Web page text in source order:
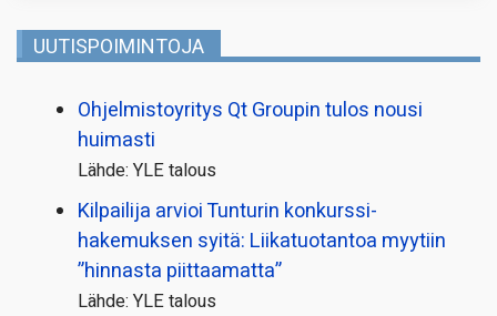
UUTISPOIMINTOJA
Ohjelmistoyritys Qt Groupin tulos nousi
huimasti
Lähde: YLE talous
Kilpailija arvioi Tunturin konkurssi­
hakemuksen syitä: Liikatuotantoa myytiin
”hinnasta piittaamatta”
Lähde: YLE talous